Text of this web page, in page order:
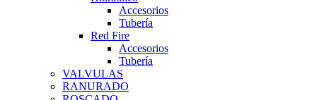
Accesorios
Tubería
Red Fire
Accesorios
Tubería
VALVULAS
RANURADO